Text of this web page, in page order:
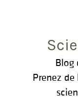
Blog
Prenez